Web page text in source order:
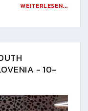
WEITERLESEN...
- 10-